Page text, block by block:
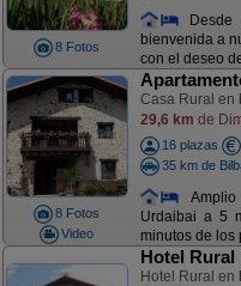
8 Fotos
Desde
bienvenida a
con el deseo
8 Fotos
Video
Casa Rural en
29,6 km de
16 plazas
35 km de
Urdaibai a 5
minutos de los
Hotel Rural
Hotel Rural en